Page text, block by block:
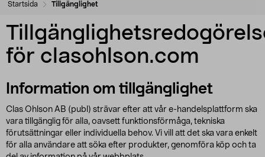
Startsida Tillgänglighet
för clasohlson.com
Information om tillgänglighet
Clas Ohlson AB (publ) strävar efter att vår e-handelsplattform ska
vara tillgänglig för alla, oavsett funktionsförmåga, tekniska
förutsättningar eller individuella behov. Vi vill att det ska vara enkelt
för alla användare att söka efter produkter, genomföra köp och ta